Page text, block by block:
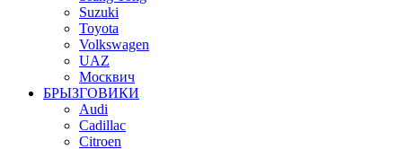
Suzuki
Toyota
Volkswagen
UAZ
Москвич
БРЫЗГОВИКИ
Audi
Cadillac
Citroen